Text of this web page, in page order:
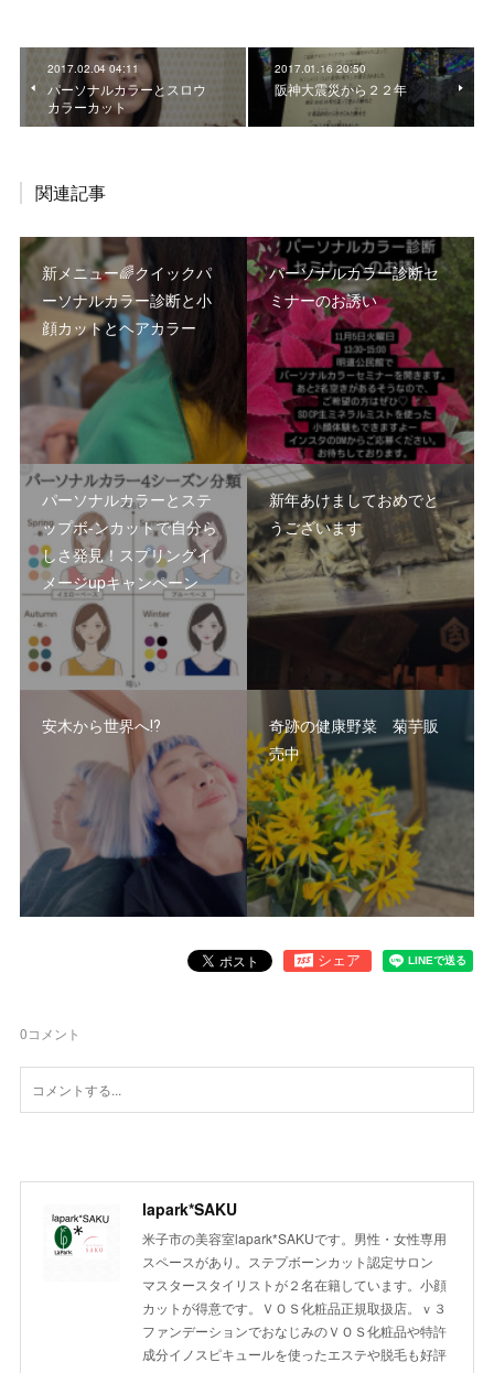
2017.02.04 04:11
パーソナルカラーとスロウ
カラーカット
2017.01.16 20:50
阪神大震災から２２年
関連記事
新メニュー🌈クイックパ
ーソナルカラー診断と小
顔カットとヘアカラー
パーソナルカラー診断セ
ミナーのお誘い
パーソナルカラーとステ
ップボ-ンカットで自分ら
しさ発見！スプリングイ
メージupキャンペーン
新年あけましておめでと
うございます
安木から世界へ⁉️
奇跡の健康野菜 菊芋販
売中
0コメント
lapark*SAKU
米子市の美容室lapark*SAKUです。男性・女性専用
スペースがあり。ステプボーンカット認定サロン
マスタースタイリストが２名在籍しています。小顔
カットが得意です。ＶＯＳ化粧品正規取扱店。ｖ３
ファンデーションでおなじみのＶＯＳ化粧品や特許
成分イノスピキュールを使ったエステや脱毛も好評